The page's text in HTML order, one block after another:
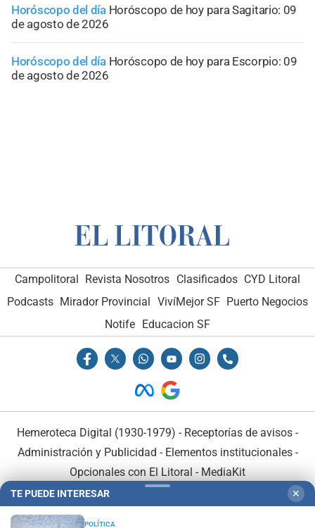
Horóscopo del día Horóscopo de hoy para Sagitario: 09
de agosto de 2026
Horóscopo del día Horóscopo de hoy para Escorpio: 09
de agosto de 2026
Campolitoral Revista Nosotros Clasificados CYD Litoral
Podcasts Mirador Provincial VivíMejor SF Puerto Negocios
Notife
Educacion SF
Hemeroteca Digital (1930-1979) - Receptorías de avisos -
Administración y Publicidad - Elementos institucionales-
Opcionales con El Litoral - MediaKit
TE PUEDE INTERESAR ✕
POLÍTICA